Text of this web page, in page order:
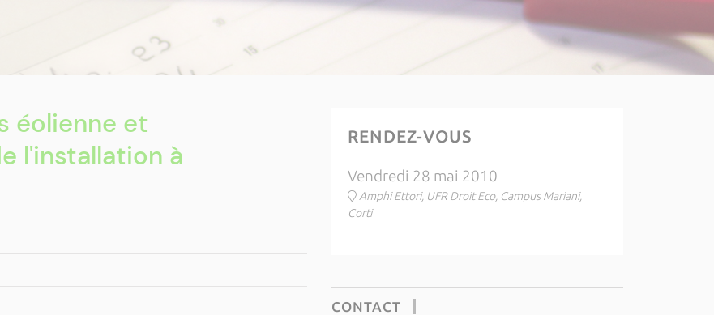
éolienne et
l'installation à
RENDEZ-VOUS
Vendredi 28 mai 2010
Amphi Ettori, UFR Droit Eco, Campus Mariani,
Corti
CONTACT